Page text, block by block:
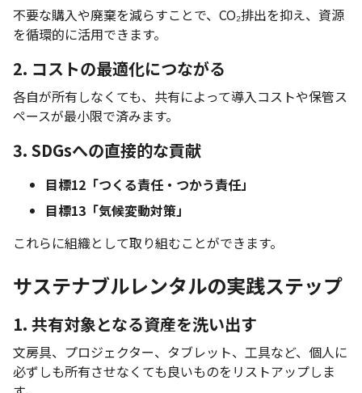
不要な購入や廃棄を減らすことで、CO₂排出を抑え、資源
を循環的に活用できます。
2. コストの最適化につながる
各自が所有しなくても、共有によって導入コストや保管ス
ペースが最小限で済みます。
3. SDGsへの直接的な貢献
目標12「つくる責任・つかう責任」
目標13「気候変動対策」
これらに組織として取り組むことができます。
サステナブルレンタルの実践ステップ
1. 共有対象となる資産を洗い出す
文房具、プロジェクター、タブレット、工具など、個人に
必ずしも所有させなくても良いものをリストアップしま